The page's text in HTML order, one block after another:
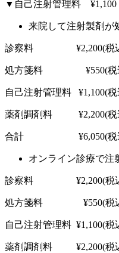
▼自己注射管理料 ¥1,100
来院して注射製剤が
診察料 ¥2,200(税
処方箋料 ¥550(税
自己注射管理料 ¥1,100(税
薬剤調剤料 ¥2,200(税
合計 ¥6,050(税込
オンライン診療で注
診察料 ¥2,200(税
処方箋料 ¥550(税
自己注射管理料 ¥1,100(税
薬剤調剤料 ¥2,200(税